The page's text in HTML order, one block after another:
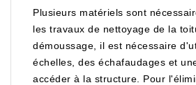
Plusieurs matériels sont
les travaux de nettoyage de la
démoussage, il est nécessaire
échelles, des échafaudages et
accéder à la structure. Pour